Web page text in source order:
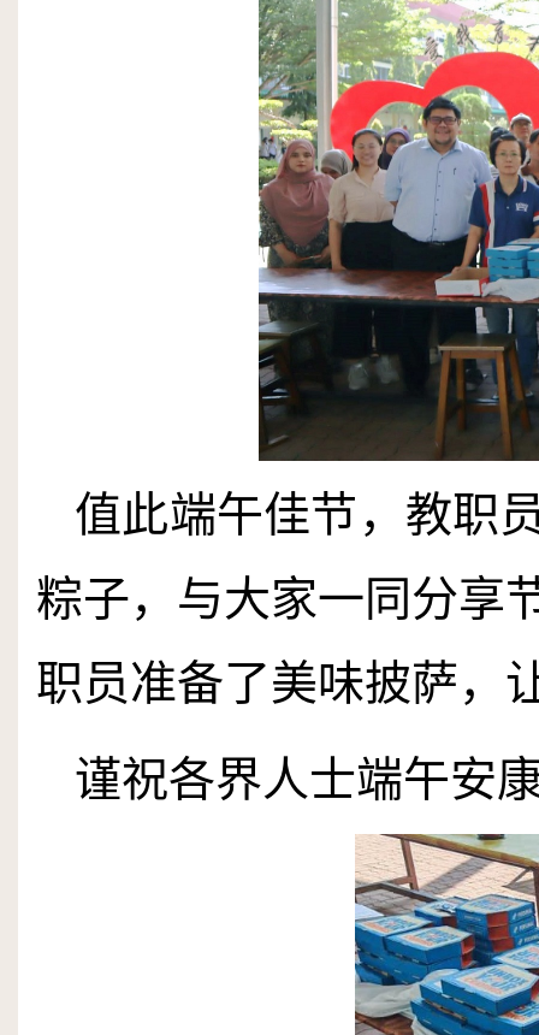
值此端午佳节，教职
粽子，与大家一同分享
职员准备了美味披萨，
谨祝各界人士端午安